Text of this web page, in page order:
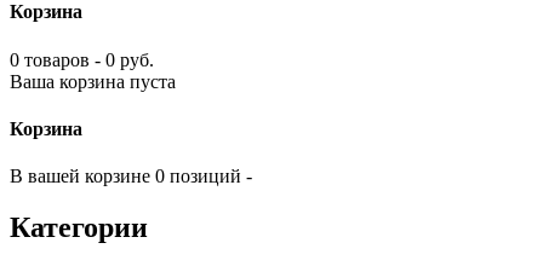
Корзина
0 товаров - 0 руб.
Ваша корзина пуста
Корзина
В вашей корзине 0 позиций -
Категории